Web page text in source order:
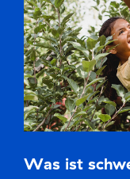
Was ist